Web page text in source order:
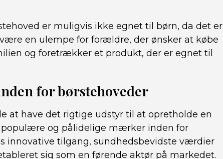
er muligvis ikke egnet til børn, da det er
en ulempe for forældre, der ønsker at købe
og foretrækker et produkt, der er egnet til
for børstehoveder
at have det rigtige udstyr til at opretholde en
og pålidelige mærker inden for
innovative tilgang, sundhedsbevidste værdier
sig som en førende aktør på markedet.